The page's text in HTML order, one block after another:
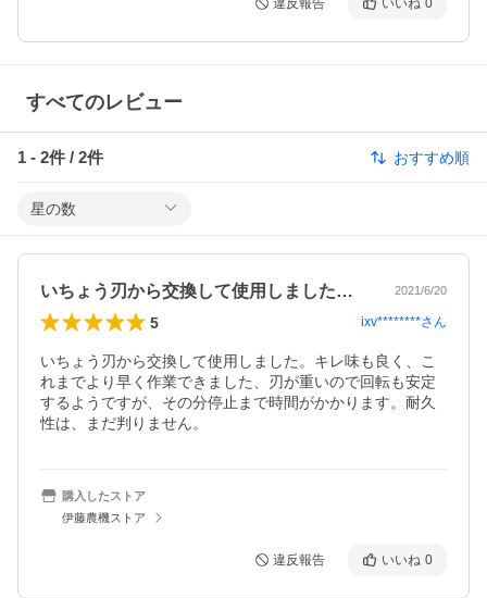
違反報告 いいね 0
すべてのレビュー
1 - 2件 / 2件 おすすめ順
星の数
いちょう刃から交換して使用しました。キ… 2021/6/20
5 ixv********さん
いちょう刃から交換して使用しました。キレ味も良く、こ
れまでより早く作業できました、刃が重いので回転も安定
するようですが、その分停止まで時間がかかります。耐久
性は、まだ判りません。
購入したストア
伊藤農機ストア
違反報告 いいね 0